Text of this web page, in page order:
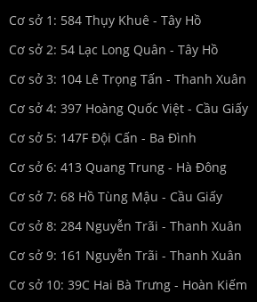
Cơ sở 1: 584 Thụy Khuê - Tây Hồ
Cơ sở 2: 54 Lạc Long Quân - Tây Hồ
Cơ sở 3: 104 Lê Trọng Tấn - Thanh Xuân
Cơ sở 4: 397 Hoàng Quốc Việt - Cầu Giấy
Cơ sở 5: 147F Đội Cấn - Ba Đình
Cơ sở 6: 413 Quang Trung - Hà Đông
Cơ sở 7: 68 Hồ Tùng Mậu - Cầu Giấy
Cơ sở 8: 284 Nguyễn Trãi - Thanh Xuân
Cơ sở 9: 161 Nguyễn Trãi - Thanh Xuân
Cơ sở 10: 39C Hai Bà Trưng - Hoàn Kiếm